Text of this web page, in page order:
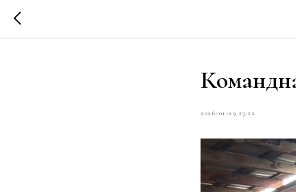
2026-01-29 23:22